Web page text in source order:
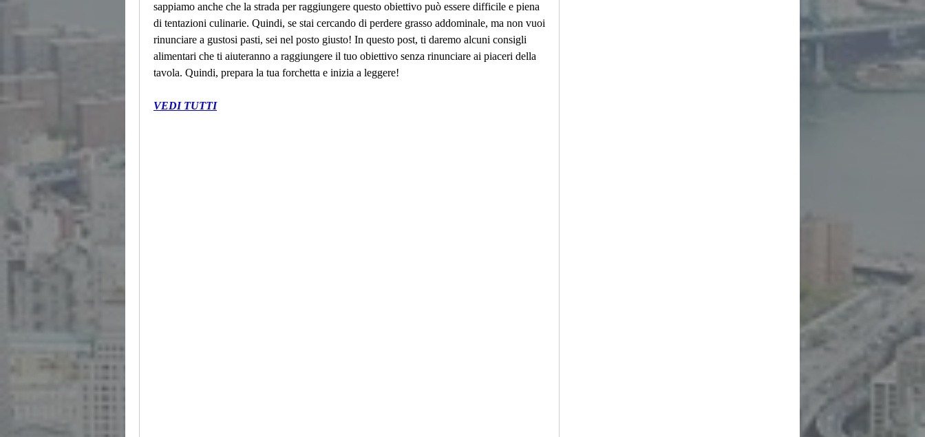
sappiamo anche che la strada per raggiungere questo obiettivo può essere difficile e piena
di tentazioni culinarie. Quindi, se stai cercando di perdere grasso addominale, ma non vuoi
rinunciare a gustosi pasti, sei nel posto giusto! In questo post, ti daremo alcuni consigli
alimentari che ti aiuteranno a raggiungere il tuo obiettivo senza rinunciare ai piaceri della
tavola. Quindi, prepara la tua forchetta e inizia a leggere!
VEDI TUTTI